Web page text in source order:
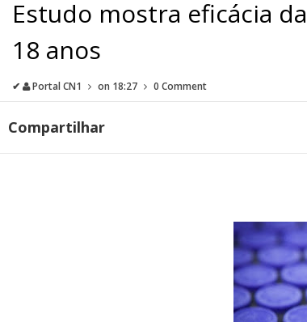
Estudo mostra eficácia
18 anos
✔ Portal CN1 on 18:27 0 Comment
Compartilhar